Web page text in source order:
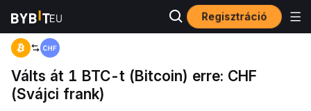
Regisztráció
Kezdőlap BTC to CHF
Válts át 1 BTC-t (Bitcoin) erre: CHF
(Svájci frank)